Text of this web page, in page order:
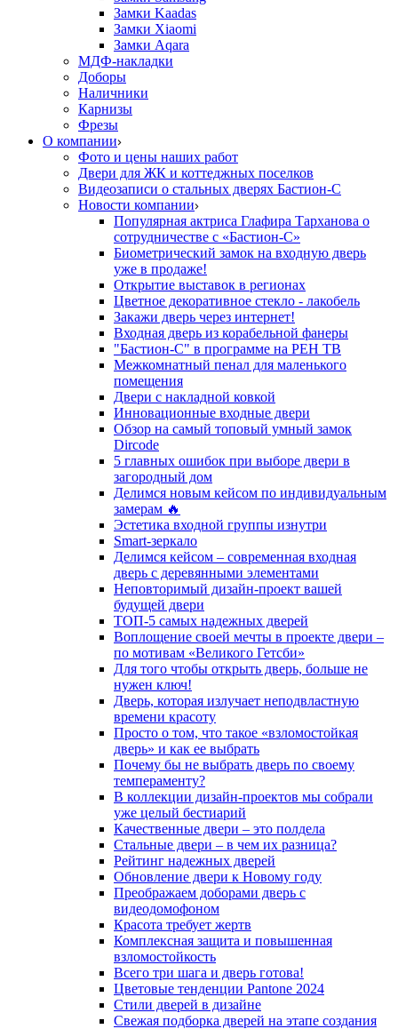
Замки Kaadas
Замки Xiaomi
Замки Aqara
МДФ-накладки
Доборы
Наличники
Карнизы
Фрезы
О компании
Фото и цены наших работ
Двери для ЖК и коттеджных поселков
Видеозаписи о стальных дверях Бастион-С
Новости компании
Популярная актриса Глафира Тарханова о
сотрудничестве с «Бастион-С»
Биометрический замок на входную дверь
уже в продаже!
Открытие выставок в регионах
Цветное декоративное стекло - лакобель
Закажи дверь через интернет!
Входная дверь из корабельной фанеры
"Бастион-С" в программе на РЕН ТВ
Межкомнатный пенал для маленького
помещения
Двери с накладной ковкой
Инновационные входные двери
Обзор на самый топовый умный замок
Dircode
5 главных ошибок при выборе двери в
загородный дом
Делимся новым кейсом по индивидуальным
замерам 🔥
Эстетика входной группы изнутри
Smart-зеркало
Делимся кейсом – современная входная
дверь с деревянными элементами
Неповторимый дизайн-проект вашей
будущей двери
ТОП-5 самых надежных дверей
Воплощение своей мечты в проекте двери –
по мотивам «Великого Гетсби»
Для того чтобы открыть дверь, больше не
нужен ключ!
Дверь, которая излучает неподвластную
времени красоту
Просто о том, что такое «взломостойкая
дверь» и как ее выбрать
Почему бы не выбрать дверь по своему
темпераменту?
В коллекции дизайн-проектов мы собрали
уже целый бестиарий
Качественные двери – это полдела
Стальные двери – в чем их разница?
Рейтинг надежных дверей
Обновление двери к Новому году
Преображаем доборами дверь с
видеодомофоном
Красота требует жертв
Комплексная защита и повышенная
взломостойкость
Всего три шага и дверь готова!
Цветовые тенденции Pantone 2024
Стили дверей в дизайне
Свежая подборка дверей на этапе создания